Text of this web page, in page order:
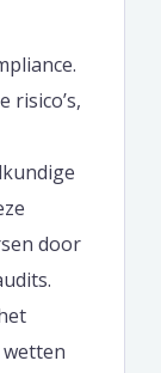
risico’s,
door